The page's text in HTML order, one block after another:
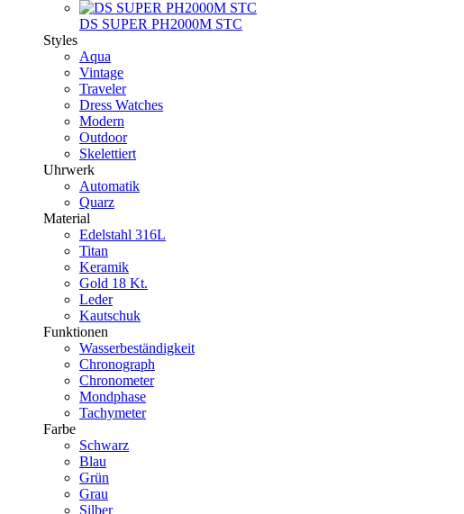
DS SUPER PH2000M STC
Styles
Aqua
Vintage
Traveler
Dress Watches
Modern
Outdoor
Skelettiert
Uhrwerk
Automatik
Quarz
Material
Edelstahl 316L
Titan
Keramik
Gold 18 Kt.
Leder
Kautschuk
Funktionen
Wasserbeständigkeit
Chronograph
Chronometer
Mondphase
Tachymeter
Farbe
Schwarz
Blau
Grün
Grau
Silber